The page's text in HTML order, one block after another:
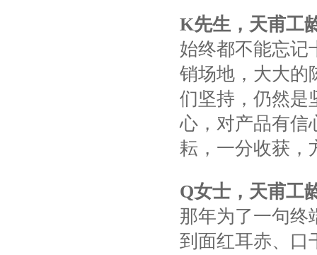
K先生，天甫工
始终都不能忘记
销场地，大大的
们坚持，仍然是
心，对产品有信
耘，一分收获，
Q女士，天甫工
那年为了一句终
到面红耳赤、口